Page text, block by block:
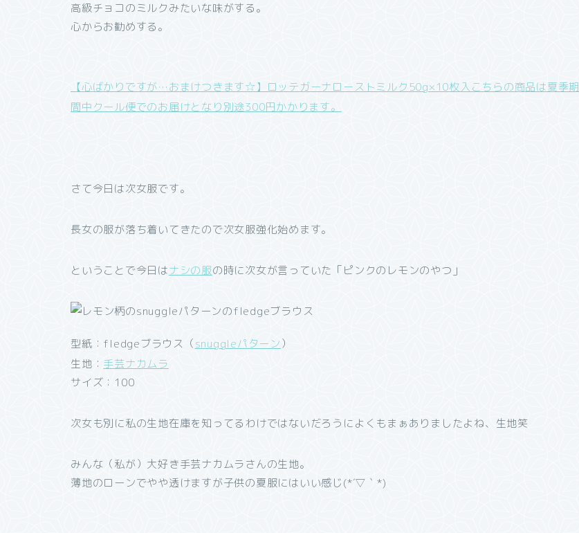
高級チョコのミルクみたいな味がする。
心からお勧めする。
【心ばかりですが…おまけつきます☆】ロッテガーナローストミルク50g×10枚入こちらの商品は夏季期
間中クール便でのお届けとなり別途300円かかります。
さて今日は次女服です。
長女の服が落ち着いてきたので次女服強化始めます。
ということで今日はナシの服の時に次女が言っていた「ピンクのレモンのやつ」
型紙：fledgeブラウス（snuggleパターン）
生地： 手芸ナカムラ
サイズ：100
次女も別に私の生地在庫を知ってるわけではないだろうによくもまぁありましたよね、生地笑
みんな（私が）大好き手芸ナカムラさんの生地。
薄地のローンでやや透けますが子供の夏服にはいい感じ(*´▽｀*)